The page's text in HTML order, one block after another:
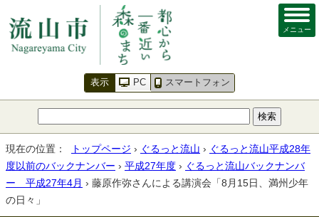
表示 PC スマートフォン
メニュー
現在の位置： トップページ › ぐるっと流山 › ぐるっと流山平成28年
度以前のバックナンバー › 平成27年度 › ぐるっと流山バックナンバ
ー 平成27年4月 › 藤原作弥さんによる講演会「8月15日、満州少年
の日々」